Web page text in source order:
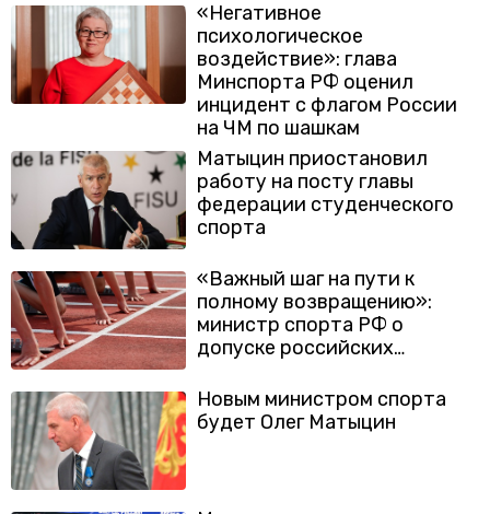
«Негативное
психологическое
воздействие»: глава
Минспорта РФ оценил
инцидент с флагом России
на ЧМ по шашкам
Матыцин приостановил
работу на посту главы
федерации студенческого
спорта
«Важный шаг на пути к
полному возвращению»:
министр спорта РФ о
допуске российских
международным
соревнованиям
Новым министром спорта
будет Олег Матыцин